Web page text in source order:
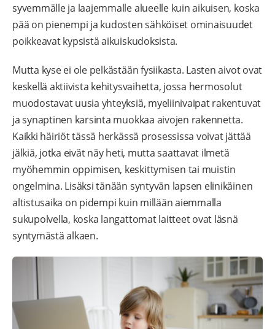
syvemmälle ja laajemmalle alueelle kuin aikuisen, koska
pää on pienempi ja kudosten sähköiset ominaisuudet
poikkeavat kypsistä aikuiskudoksista.
Mutta kyse ei ole pelkästään fysiikasta. Lasten aivot ovat
keskellä aktiivista kehitysvaihetta, jossa hermosolut
muodostavat uusia yhteyksiä, myeliinivaipat rakentuvat
ja synaptinen karsinta muokkaa aivojen rakennetta.
Kaikki häiriöt tässä herkässä prosessissa voivat jättää
jälkiä, jotka eivät näy heti, mutta saattavat ilmetä
myöhemmin oppimisen, keskittymisen tai muistin
ongelmina. Lisäksi tänään syntyvän lapsen elinikäinen
altistusaika on pidempi kuin millään aiemmalla
sukupolvella, koska langattomat laitteet ovat läsnä
syntymästä alkaen.